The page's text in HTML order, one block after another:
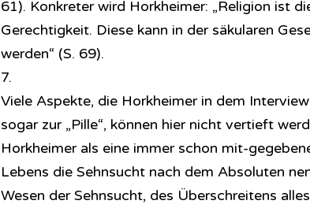
61). Konkreter wird Horkheimer: „Religion ist
Gerechtigkeit. Diese kann in der säkularen
werden“ (S. 69).
7.
Viele Aspekte, die Horkheimer in dem
sogar zur „Pille“, können hier nicht vertieft
Horkheimer als eine immer schon mit-
Lebens die Sehnsucht nach dem Absoluten
Wesen der Sehnsucht, des Überschreitens